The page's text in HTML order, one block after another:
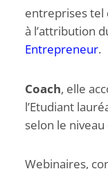
entreprises tel
à l’attribution
Entrepreneur.
Coach, elle
l’Etudiant
selon le
Webinaires,